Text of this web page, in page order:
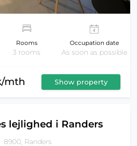
Rooms
3 rooms
Occupation date
As soon as possible
mth Show property
lejlighed i Randers
8900, Randers